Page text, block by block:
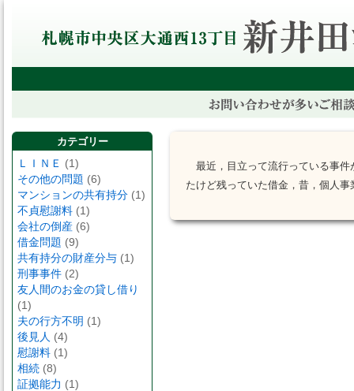
カテゴリー
ＬＩＮＥ (1)
その他の問題 (6)
マンションの共有持分 (1)
不貞慰謝料 (1)
会社の倒産 (6)
借金問題 (9)
共有持分の財産分与 (1)
刑事事件 (2)
友人間のお金の貸し借り
(1)
夫の行方不明 (1)
後見人 (4)
慰謝料 (1)
相続 (8)
証拠能力 (1)
最近，目立って流行っている事
たけど残っていた借金，昔，個人